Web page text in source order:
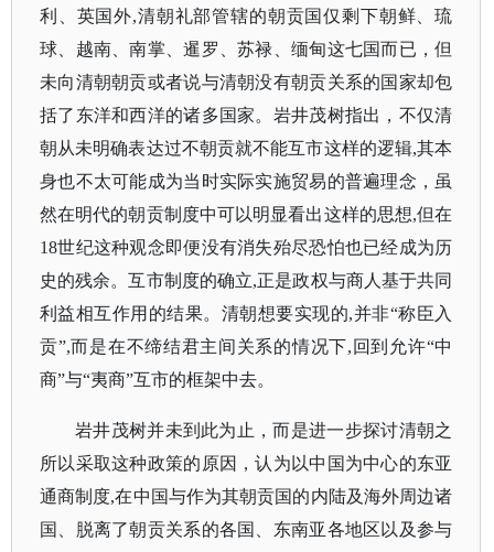
利、英国外,清朝礼部管辖的朝贡国仅剩下朝鲜、琉
球、越南、南掌、暹罗、苏禄、缅甸这七国而已，但
未向清朝朝贡或者说与清朝没有朝贡关系的国家却包
括了东洋和西洋的诸多国家。岩井茂树指出，不仅清
朝从未明确表达过不朝贡就不能互市这样的逻辑,其本
身也不太可能成为当时实际实施贸易的普遍理念，虽
然在明代的朝贡制度中可以明显看出这样的思想,但在
18世纪这种观念即便没有消失殆尽恐怕也已经成为历
史的残余。互市制度的确立,正是政权与商人基于共同
利益相互作用的结果。清朝想要实现的,并非“称臣入
贡”,而是在不缔结君主间关系的情况下,回到允许“中
商”与“夷商”互市的框架中去。
岩井茂树并未到此为止，而是进一步探讨清朝之
所以采取这种政策的原因，认为以中国为中心的东亚
通商制度,在中国与作为其朝贡国的内陆及海外周边诸
国、脱离了朝贡关系的各国、东南亚各地区以及参与